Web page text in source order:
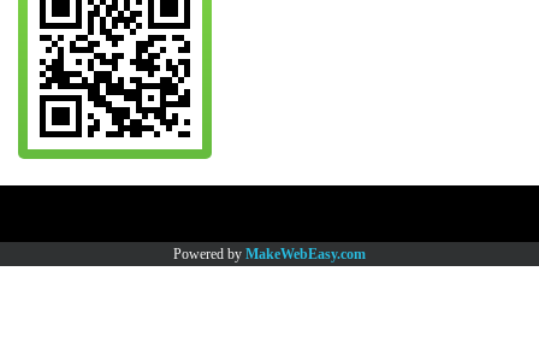
Powered by MakeWebEasy.com